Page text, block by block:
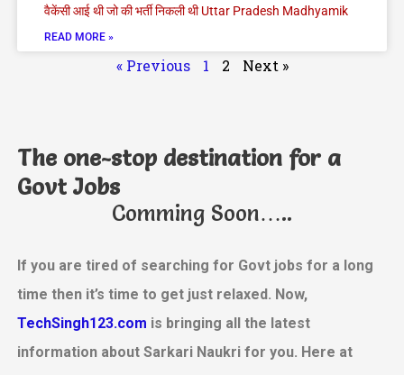
वैकेंसी आई थी जो की भर्ती निकली थी Uttar Pradesh Madhyamik
READ MORE »
« Previous 1 2 Next »
The one-stop destination for a
Govt Jobs
Comming Soon…..
If you are tired of searching for Govt jobs for a long
time then it’s time to get just relaxed. Now,
TechSingh123.com is bringing all the latest
information about Sarkari Naukri for you. Here at